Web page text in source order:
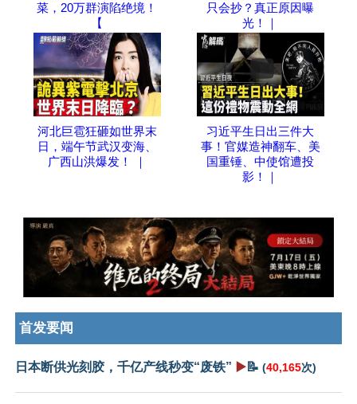
菜，20万群演陷绝境！
【
只会抄？真正原因曝
光！｜
河北巨雹狂砸如世界末
日，端午节武汉变海、
广西山洪爆发！ ｜
习近平生日出三件大
事！官媒造神翻车、美
国重锤、中使馆遭投
影！｜
首发要闻
日本断供光刻胶，千亿产线秒变“废铁” ▶️📝 (40,165次)